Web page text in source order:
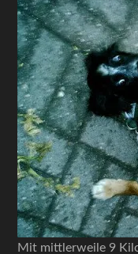
Mit mittlerweile 9